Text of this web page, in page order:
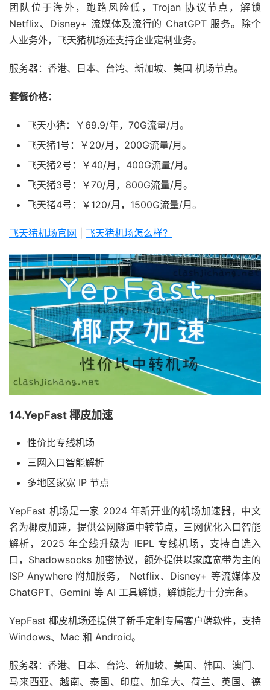
团队位于海外，跑路风险低，Trojan 协议节点，解锁
Netflix、Disney+ 流媒体及流行的 ChatGPT 服务。除个
人业务外，飞天猪机场还支持企业定制业务。
服务器：香港、日本、台湾、新加坡、美国 机场节点。
套餐价格：
飞天小猪：￥69.9/年，70G流量/月。
飞天猪1号：￥20/月，200G流量/月。
飞天猪2号：￥40/月，400G流量/月。
飞天猪3号：￥70/月，800G流量/月。
飞天猪4号：￥120/月，1500G流量/月。
飞天猪机场官网 飞天猪机场怎么样？
14.YepFast 椰皮加速
性价比专线机场
三网入口智能解析
多地区家宽 IP 节点
YepFast 机场是一家 2024 年新开业的机场加速器，中文
名为椰皮加速，提供公网隧道中转节点，三网优化入口智能
解析，2025 年全线升级为 IEPL 专线机场，支持自选入
口，Shadowsocks 加密协议，额外提供以家庭宽带为主的
ISP Anywhere 附加服务， Netflix、Disney+ 等流媒体及
ChatGPT、Gemini 等 AI 工具解锁，解锁能力十分完备。
YepFast 椰皮机场还提供了新手定制专属客户端软件，支持
Windows、Mac 和 Android。
服务器：香港、日本、台湾、新加坡、美国、韩国、澳门、
马来西亚、越南、泰国、印度、加拿大、荷兰、英国、德